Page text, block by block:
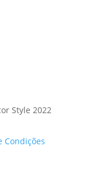
Style 2022
Condições